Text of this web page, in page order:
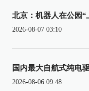
北京：机器人在公园“
2026-08-07 03:10
国内最大自航式纯电
2026-08-06 09:48